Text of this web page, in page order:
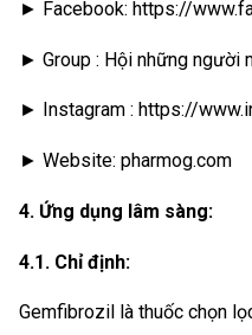
► Facebook: https://
► Group : Hội những người
► Instagram : https://
► Website: pharmog.com
4. Ứng dụng lâm sàng:
4.1. Chỉ định:
Gemfibrozil là thuốc chọn